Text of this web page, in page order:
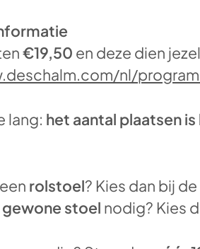
€19,50 en deze dien
nl/
lang: het aantal plaatsen
rolstoel? Kies dan bij
gewone stoel nodig? Kies